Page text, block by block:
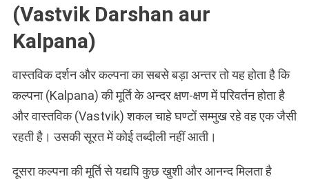
(Vastvik Darshan aur
Kalpana)
वास्तविक दर्शन और कल्पना का सबसे बड़ा अन्तर तो यह होता है कि
कल्पना (Kalpana) की मूर्ति के अन्दर क्षण-क्षण में परिवर्तन होता है
और वास्तविक (Vastvik) शकल चाहे घण्टों सम्मुख रहे वह एक जैसी
रहती है। उसकी सूरत में कोई तब्दीली नहीं आती।
दूसरा कल्पना की मूर्ति से यद्यपि कुछ खुशी और आनन्द मिलता है